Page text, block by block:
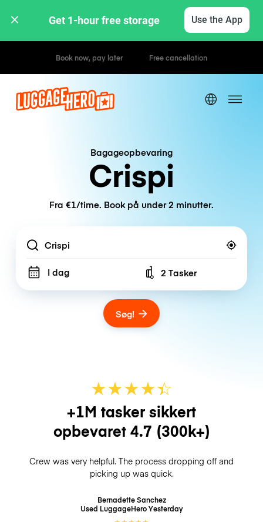
Get 1-hour free storage Use the App
Hourly / Daily Rates
Bagageopbevaring
Crispi
Fra €1/time. Book på under 2 minutter.
Location
I dag Number of bags
2 Tasker
Søg!
★★★★☆
★
+1M tasker sikkert
opbevaret 4.7 (300k+)
Crew was very helpful. The process dropping off and
picking up was quick.
Bernadette Sanchez
Used LuggageHeroYesterday